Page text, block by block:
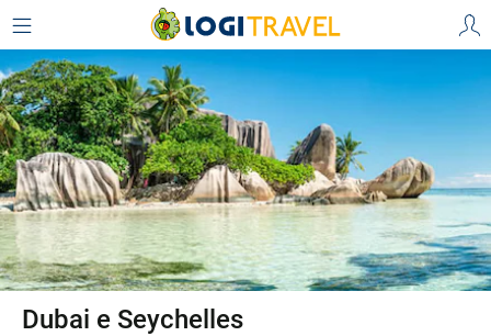
Dubai e Seychelles